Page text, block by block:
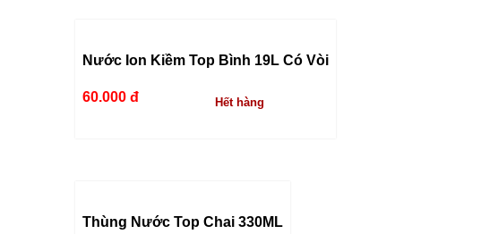
Nước Ion Kiềm Top Bình 19L Có Vòi
60.000 đ Hết hàng
Thùng Nước Top Chai 330ML